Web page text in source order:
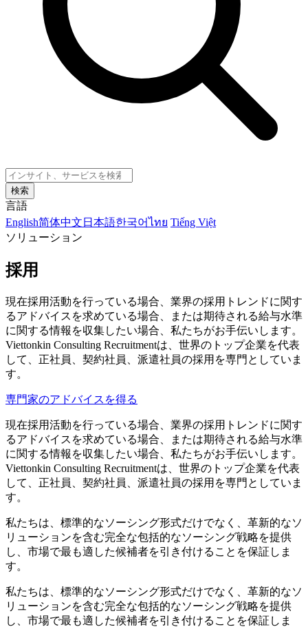
検索
言語
English简体中文 日本語한국어ไทย Tiếng Việt
ソリューション
採用
現在採用活動を行っている場合、業界の採用トレンドに関す
るアドバイスを求めている場合、または期待される給与水準
に関する情報を収集したい場合、私たちがお手伝いします。
Viettonkin Consulting Recruitmentは、世界のトップ企業を代表
して、正社員、契約社員、派遣社員の採用を専門としていま
す。
専門家のアドバイスを得る
現在採用活動を行っている場合、業界の採用トレンドに関す
るアドバイスを求めている場合、または期待される給与水準
に関する情報を収集したい場合、私たちがお手伝いします。
Viettonkin Consulting Recruitmentは、世界のトップ企業を代表
して、正社員、契約社員、派遣社員の採用を専門としていま
す。
私たちは、標準的なソーシング形式だけでなく、革新的なソ
リューションを含む完全な包括的なソーシング戦略を提供
し、市場で最も適した候補者を引き付けることを保証しま
す。
私たちは、標準的なソーシング形式だけでなく、革新的なソ
リューションを含む完全な包括的なソーシング戦略を提供
し、市場で最も適した候補者を引き付けることを保証しま